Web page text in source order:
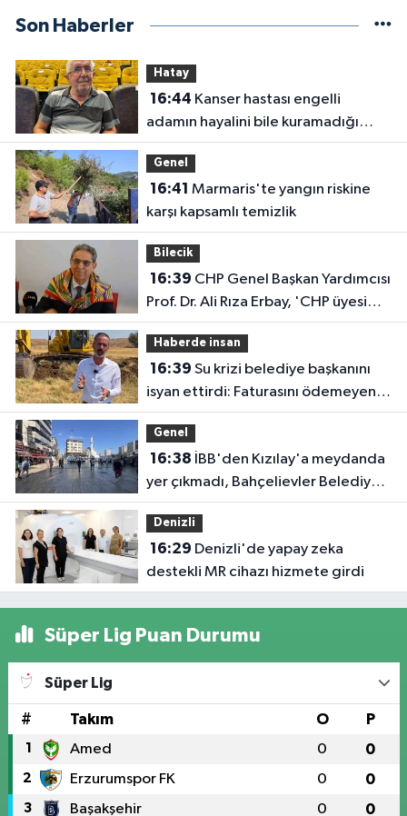
Son Haberler
Hatay
16:44
adamın hayalini bile kuramadığı
evine kavuşunca döktüğü gözyaşı
duygulandırdı
Genel
16:41
karşı kapsamlı temizlik
Bilecik
16:39
Prof. Dr. Ali Rıza Erbay, 'CHP üyesi
olmak inanç ister, emek ister, yürek
ister'
Haberde insan
16:39
isyan ettirdi: Faturasını ödemeyen
vatandaşlara böyle seslendi
Genel
16:38
yer çıkmadı, Bahçelievler Belediyesi
yer tahsis etti
Denizli
16:29
destekli MR cihazı hizmete girdi
Süper Lig Puan Durumu
Süper Lig
# Takım O P
1 Amed 0 0
2 Erzurumspor FK 0 0
3 Başakşehir 0 0